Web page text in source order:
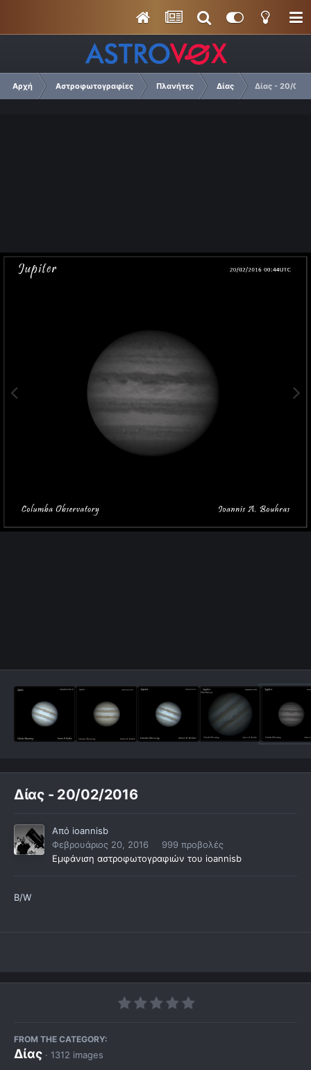
Αρχή Αστροφωτογραφίες Πλανήτες Δίας Δίας - 20/02/
Δίας - 20/02/2016
Από ioannisb
Φεβρουάριος 20, 2016
999 προβολές
Εμφάνιση αστροφωτογραφιών του ioannisb
B/W
FROM THE CATEGORY:
Δίας · 1312 images